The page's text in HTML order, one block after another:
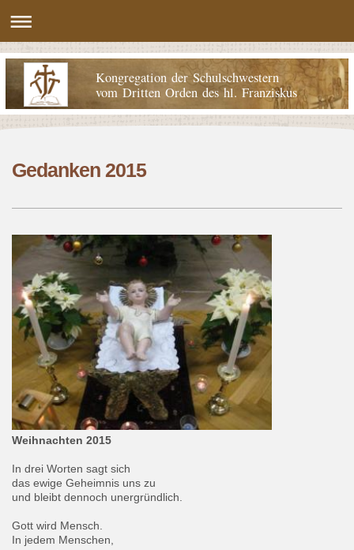
Kongregation der Schulschwestern
vom Dritten Orden des hl. Franziskus
Gedanken 2015
Weihnachten 2015
In drei Worten sagt sich
das ewige Geheimnis uns zu
und bleibt dennoch unergründlich.
Gott wird Mensch.
In jedem Menschen,